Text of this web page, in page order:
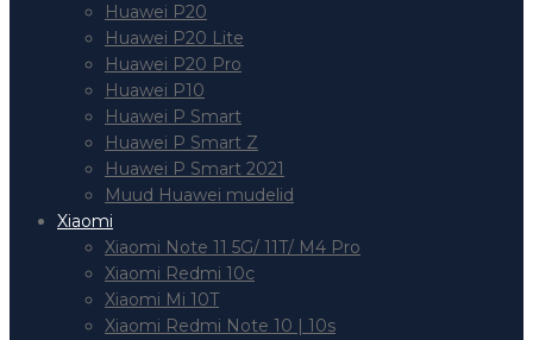
Huawei P20
Huawei P20 Lite
Huawei P20 Pro
Huawei P10
Huawei P Smart
Huawei P Smart Z
Huawei P Smart 2021
Muud Huawei mudelid
Xiaomi
Xiaomi Note 11 5G/ 11T/ M4 Pro
Xiaomi Redmi 10c
Xiaomi Mi 10T
Xiaomi Redmi Note 10 | 10s